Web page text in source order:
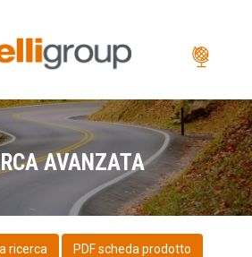
AVANZATA
PDF scheda prodotto